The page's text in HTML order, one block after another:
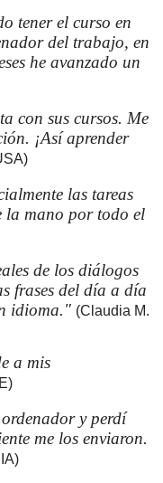
tener el curso en
del trabajo, en
he avanzado un
con sus cursos. Me
¡Así aprender
las tareas
la mano por todo el
de los diálogos
frases del día a día
idioma." (Claudia M.
a mis
ordenador y perdí
me los enviaron.